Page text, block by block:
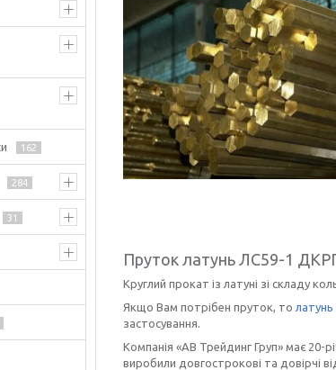
Пруток латунь ЛС59-1
Круглий прокат із латуні зі складу
Якщо Вам потрібен пруток, то латунь
застосування.
Компанія «АВ Трейдинг Груп» має 20-
виробили довгострокові та довірчі
162
284
31